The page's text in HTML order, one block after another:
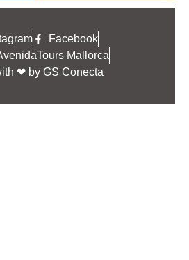
Facebook
Mallorca
❤ by GS Conecta